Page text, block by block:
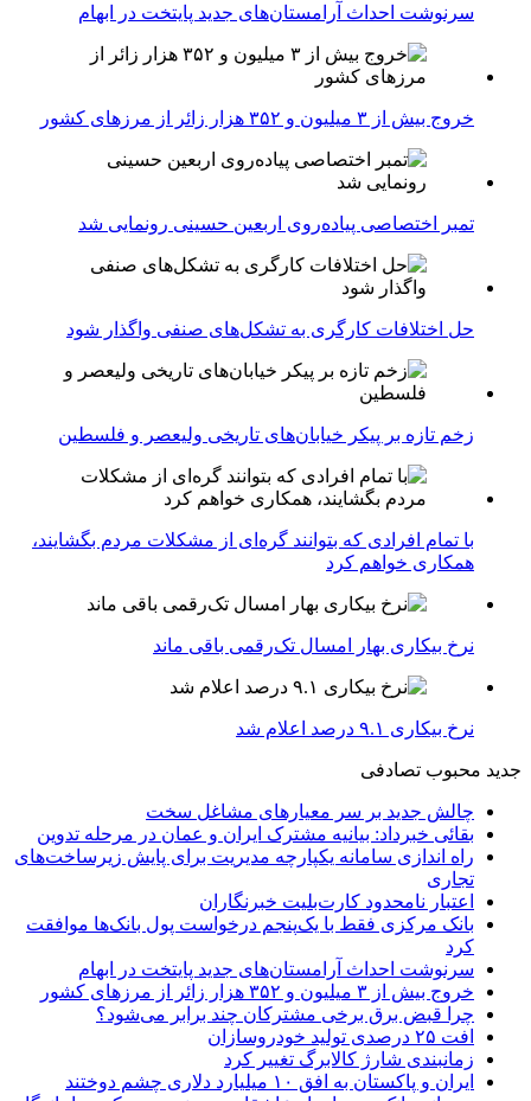
سرنوشت احداث آرامستان‌های جدید پایتخت در ابهام
خروج بیش از ۳ میلیون و ۳۵۲ هزار زائر از مرزهای کشور
تمبر اختصاصی پیاده‌روی اربعین حسینی رونمایی شد
حل اختلافات کارگری به تشکل‌های صنفی واگذار شود
زخم تازه بر پیکر خیابان‌های تاریخی ولیعصر و فلسطین
با تمام افرادی که بتوانند گره‌ای از مشکلات مردم بگشایند،
همکاری خواهم کرد
نرخ بیکاری بهار امسال تک‌رقمی باقی ماند
نرخ بیکاری ۹.۱ درصد اعلام شد
جدید محبوب تصادفی
چالش جدید بر سر معیارهای مشاغل سخت
بقائی خبرداد: بیانیه مشترک ایران و عمان در مرحله تدوین
راه اندازی سامانه یکپارچه مدیریت برای پایش زیرساخت‌های
تجاری
اعتبار نامحدود کارت‌بلیت خبرنگاران
بانک مرکزی فقط با یک‌‎پنجم درخواست پول بانک‌ها موافقت
کرد
سرنوشت احداث آرامستان‌های جدید پایتخت در ابهام
خروج بیش از ۳ میلیون و ۳۵۲ هزار زائر از مرزهای کشور
چرا قبض برق برخی مشترکان چند برابر می‌شود؟
افت ۲۵ درصدی تولید خودروسازان
زمانبندی شارژ کالابرگ تغییر کرد
ایران و پاکستان به افق ۱۰ میلیارد دلاری چشم دوختند